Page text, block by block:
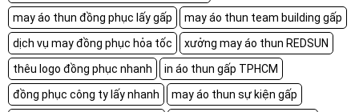
may áo thun đồng phục lấy gấp
may áo thun team building gấp
dịch vụ may đồng phục hỏa tốc
xưởng may áo thun REDSUN
thêu logo đồng phục nhanh
in áo thun gấp TPHCM
đồng phục công ty lấy nhanh
may áo thun sự kiện gấp